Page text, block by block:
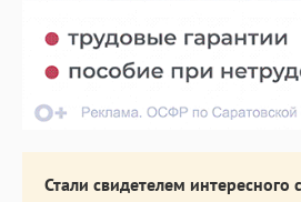
Стали свидетелем интересного